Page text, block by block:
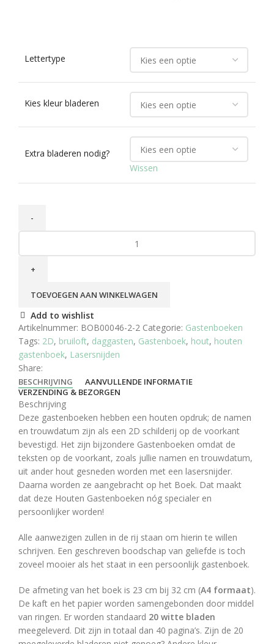
Lettertype
Kies kleur bladeren
Extra bladeren nodig?
Wissen
TOEVOEGEN AAN WINKELWAGEN
Add to wishlist
Artikelnummer: BOB00046-2-2 Categorie: Gastenboeken
Tags: 2D, bruiloft, daggasten, Gastenboek, hout, houten
gastenboek, Lasersnijden
Share:
BESCHRIJVING
AANVULLENDE INFORMATIE
VERZENDING & BEZORGEN
Beschrijving
Deze gastenboeken hebben een houten opdruk; de namen
en trouwdatum zijn als een 2D schilderij op de voorkant
bevestigd. Het zijn bijzondere Gastenboeken omdat de
teksten op de voorkant, zoals jullie namen en trouwdatum,
uit ander hout gesneden worden met een lasersnijder.
Daarna worden ze aangebracht op het Boek. Dat maakt
dat deze Houten Gastenboeken nóg specialer en
persoonlijker worden!
Alle aanwezigen zullen in de rij staan om hierin te willen
schrijven. Een geschreven boodschap van geliefde is toch
zoveel mooier als het staat in een persoonlijk gastenboek.
De afmeting van het boek is 23 cm bij 32 cm (A4 formaat).
De kaft en het papier worden samengebonden door middel
van ringen. Er worden standaard 20 witte bladen
meegeleverd. Dit zijn in totaal dan 40 pagina’s. Zijn de 20